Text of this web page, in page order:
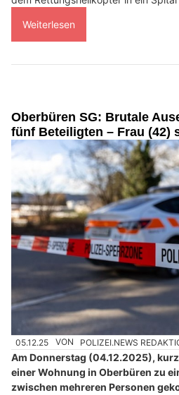
Weiterlesen
Oberbüren SG: Brutale
fünf Beteiligten – Frau (42)
05.12.25 VON POLIZEI.NEWS
Am Donnerstag (04.12.2025),
einer Wohnung in Oberbüren zu
zwischen mehreren Personen